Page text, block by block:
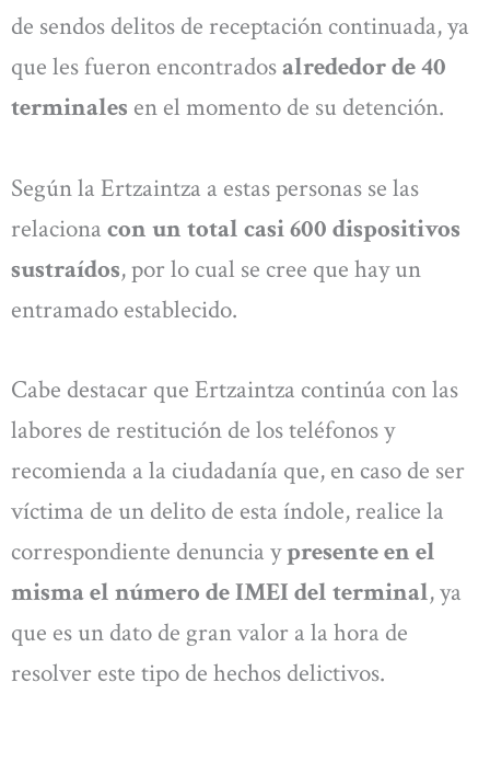
de sendos delitos de receptación continuada, ya
que les fueron encontradosalrededor de 40
terminales en el momento de su detención.
Según la Ertzaintza a estas personas se las
relaciona con un total casi 600 dispositivos
sustraídos, por lo cual se cree que hay un
entramado establecido.
Cabe destacar que Ertzaintza continúa con las
labores de restitución de los teléfonos y
recomienda a la ciudadanía que, en caso de ser
víctima de un delito de esta índole, realice la
correspondiente denuncia ypresente en el
misma el número de IMEI del terminal, ya
que es un dato de gran valor a la hora de
resolver este tipo de hechos delictivos.